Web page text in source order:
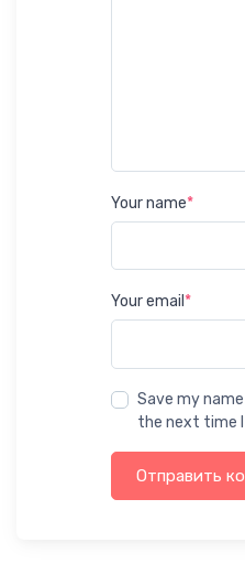
Your name*
Your email *
Save my
the next time
Отправить